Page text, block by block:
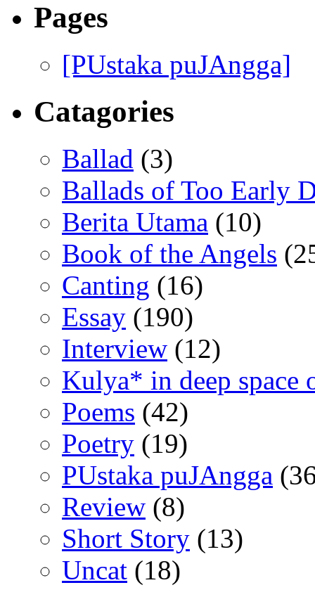
Pages
[PUstaka puJAngga]
Catagories
Ballad (3)
Ballads of Too Early
Berita Utama (10)
Book of the Angels
Canting (16)
Essay (190)
Interview (12)
Kulya* in deep space
Poems (42)
Poetry (19)
PUstaka puJAngga
Review (8)
Short Story (13)
Uncat (18)